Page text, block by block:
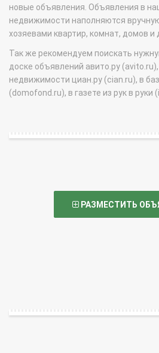
новые объявления. Объявления в
недвижимости наполняются
хозяевами квартир, комнат, домов и
Так же рекомендуем поискать
доске объявлений авито.ру (avito.ru),
недвижимости циан.ру (cian.ru), в
(domofond.ru), в газете из рук в руки
РАЗМЕСТИТЬ